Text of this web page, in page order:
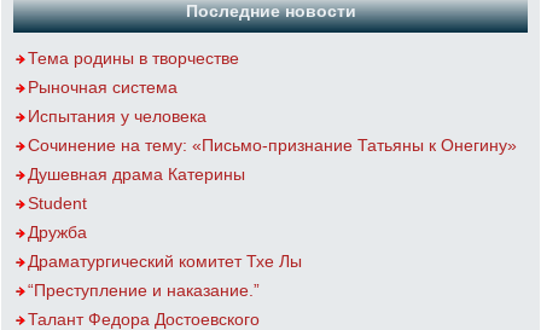
Последние новости
Тема родины в творчестве
Рыночная система
Испытания у человека
Сочинение на тему: «Письмо-признание Татьяны к Онегину»
Душевная драма Катерины
Student
Дружба
Драматургический комитет Тхе Лы
“Преступление и наказание.”
Талант Федора Достоевского